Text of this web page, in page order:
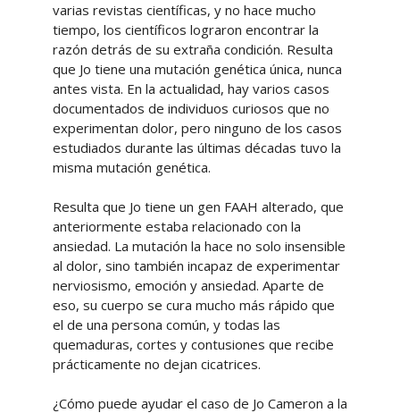
varias revistas científicas, y no hace mucho
tiempo, los científicos lograron encontrar la
razón detrás de su extraña condición. Resulta
que Jo tiene una mutación genética única, nunca
antes vista. En la actualidad, hay varios casos
documentados de individuos curiosos que no
experimentan dolor, pero ninguno de los casos
estudiados durante las últimas décadas tuvo la
misma mutación genética.
Resulta que Jo tiene un gen FAAH alterado, que
anteriormente estaba relacionado con la
ansiedad. La mutación la hace no solo insensible
al dolor, sino también incapaz de experimentar
nerviosismo, emoción y ansiedad. Aparte de
eso, su cuerpo se cura mucho más rápido que
el de una persona común, y todas las
quemaduras, cortes y contusiones que recibe
prácticamente no dejan cicatrices.
¿Cómo puede ayudar el caso de Jo Cameron a la